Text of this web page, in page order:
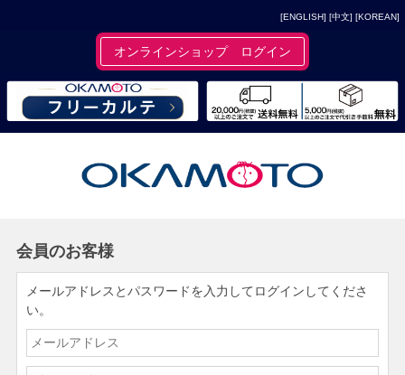
[ENGLISH] [中文] [KOREAN]
オンラインショップ ログイン
会員のお客様
メールアドレスとパスワードを入力してログインしてくださ
い。